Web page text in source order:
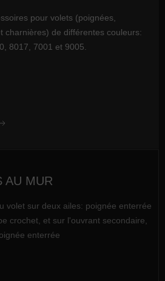
pour volets (poignées,
charnières) de différentes couleurs:
8017, 7001 et 9005.
AU MUR
volet sur deux ailes: poignée enterrée
crochet, et sur l'ouvrant secondaire,
enterrée